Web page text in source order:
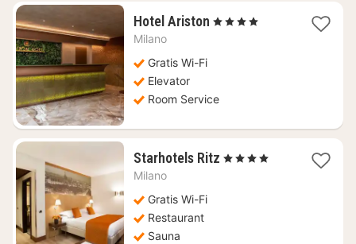
Hotel Ariston 1
, 4 Stjerner
Milano
Gratis Wi-Fi
Elevator
Room Service
Starhotels Ritz 1
, 4 Stjerner
Milano
Gratis Wi-Fi
Restaurant
Sauna